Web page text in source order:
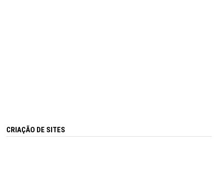
CRIAÇÃO DE SITES